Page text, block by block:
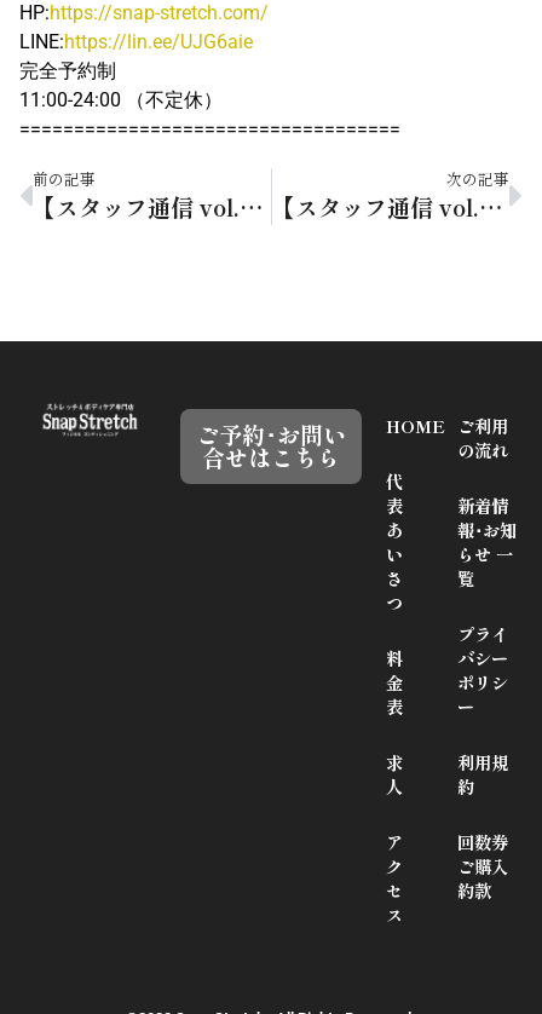
HP:https://snap-stretch.com/
LINE:https://lin.ee/UJG6aie
完全予約制
11:00-24:00 （不定休）
===================================
前の記事
【スタッフ通信 vol.102】眠気のサインが出たらやること
次の記事
【スタッフ通信 vol.104】11月に始めたいこと
HOME
代
表
あ
い
さ
つ
料
金
表
求
人
ア
ク
セ
ス
ご利用
の流れ
新着情
報･お知
らせ 一
覧
プライ
バシー
ポリシ
ー
利用規
約
回数券
ご購入
約款
ご予約･お問い
合せはこちら